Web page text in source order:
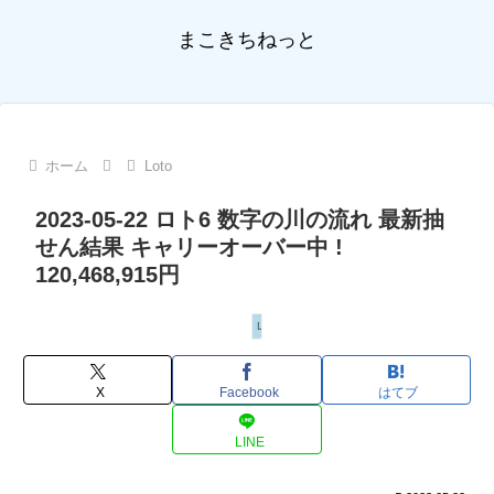
まこきちねっと
ホーム Loto
2023-05-22 ロト6 数字の川の流れ 最新抽
せん結果 キャリーオーバー中 !
120,468,915円
Loto
X Facebook はてブ
LINE